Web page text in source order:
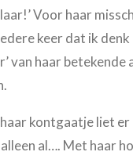
Voor haar
keer dat ik
van haar
kontgaatje liet
al…. Met haar